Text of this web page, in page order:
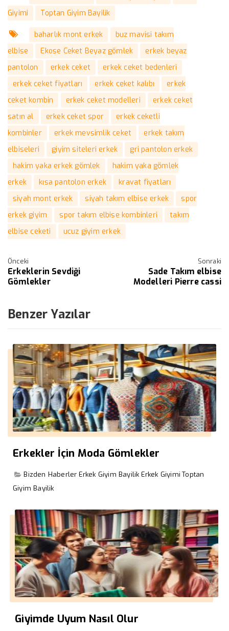
Giyimi
Toptan Giyim Bayilik
baharlık mont erkek
buz mavisi takım
elbise
Ekose Ceket Beyaz gömlek
erkek beyaz
pantolon
erkek ceket
erkek ceket bedenleri
erkek ceket fiyatları
erkek ceket kalıbı
erkek
ceket kombin
erkek ceket modelleri
erkek ceket
satın al
erkek ceket spor
erkek ceketli
kombinler
erkek mevsimlik ceket
erkek takım
elbiseleri
giyim siteleri erkek
gri pantolon erkek
hakim yaka erkek gömlek
hakim yaka gömlek
erkek
kısa pantolon erkek
kravat fiyatları
siyah mont erkek
siyah takım elbise erkek
spor
erkek giyim
spor takım elbise kombinleri
takım
elbise ceketi
ucuz giyim erkek
Önceki
Erkeklerin Sevdiği
Gömlekler
Sonraki
Sade Takım elbise
Modelleri Pierre cassi
Benzer Yazılar
Erkekler İçin Moda Gömlekler
Bizden Haberler Erkek Giyim Bayilik Erkek Giyimi Toptan
Giyim Bayilik
Giyimde Uyum Nasıl Olur